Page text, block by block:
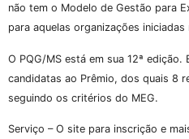
não tem o Modelo de Gestão para
para aquelas organizações iniciadas
O PQG/MS está em sua 12ª
candidatas ao Prêmio, dos quais 8
seguindo os critérios do MEG.
Serviço – O site para inscrição e